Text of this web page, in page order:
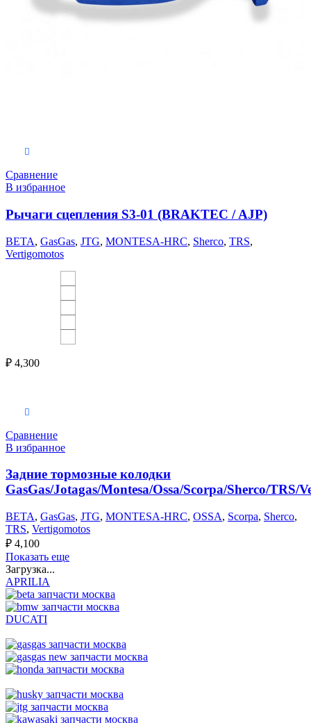
Сравнение
В избранное
Рычаги сцепления S3-01 (BRAKTEC / AJP)
BETA, GasGas, JTG, MONTESA-HRC, Sherco, TRS,
Vertigomotos
₽ 4,300
Сравнение
В избранное
Задние тормозные колодки
GasGas/Jotagas/Montesa/Ossa/Scorpa/Sherco/TRS/
BETA, GasGas, JTG, MONTESA-HRC, OSSA, Scorpa, Sherco,
TRS, Vertigomotos
₽ 4,100
Показать еще
Загрузка...
APRILIA
DUCATI